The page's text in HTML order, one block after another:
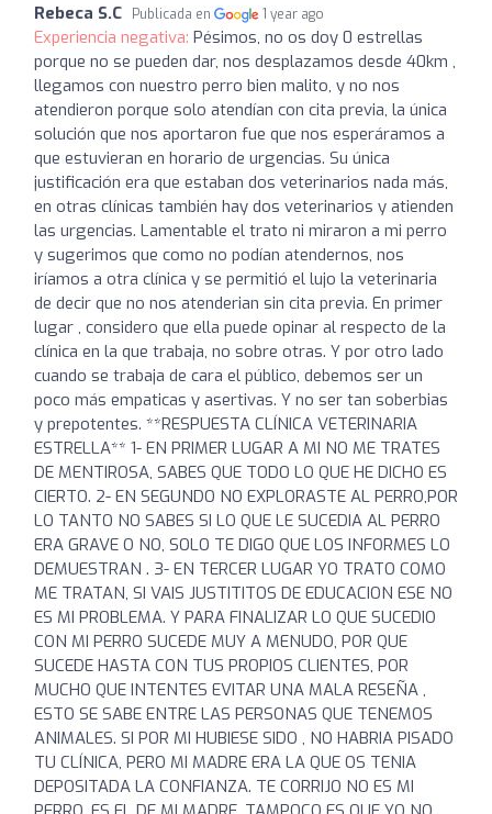
Rebeca S.C Publicada en 1 year ago
Experiencia negativa: Pésimos, no os doy 0 estrellas
porque no se pueden dar, nos desplazamos desde 40km ,
llegamos con nuestro perro bien malito, y no nos
atendieron porque solo atendían con cita previa, la única
solución que nos aportaron fue que nos esperáramos a
que estuvieran en horario de urgencias. Su única
justificación era que estaban dos veterinarios nada más,
en otras clínicas también hay dos veterinarios y atienden
las urgencias. Lamentable el trato ni miraron a mi perro
y sugerimos que como no podían atendernos, nos
iríamos a otra clínica y se permitió el lujo la veterinaria
de decir que no nos atenderian sin cita previa. En primer
lugar , considero que ella puede opinar al respecto de la
clínica en la que trabaja, no sobre otras. Y por otro lado
cuando se trabaja de cara el público, debemos ser un
poco más empaticas y asertivas. Y no ser tan soberbias
y prepotentes. **RESPUESTA CLÍNICA VETERINARIA
ESTRELLA** 1- EN PRIMER LUGAR A MI NO ME TRATES
DE MENTIROSA, SABES QUE TODO LO QUE HE DICHO ES
CIERTO. 2- EN SEGUNDO NO EXPLORASTE AL PERRO,POR
LO TANTO NO SABES SI LO QUE LE SUCEDIA AL PERRO
ERA GRAVE O NO, SOLO TE DIGO QUE LOS INFORMES LO
DEMUESTRAN . 3- EN TERCER LUGAR YO TRATO COMO
ME TRATAN, SI VAIS JUSTITITOS DE EDUCACION ESE NO
ES MI PROBLEMA. Y PARA FINALIZAR LO QUE SUCEDIO
CON MI PERRO SUCEDE MUY A MENUDO, POR QUE
SUCEDE HASTA CON TUS PROPIOS CLIENTES, POR
MUCHO QUE INTENTES EVITAR UNA MALA RESEÑA ,
ESTO SE SABE ENTRE LAS PERSONAS QUE TENEMOS
ANIMALES. SI POR MI HUBIESE SIDO , NO HABRIA PISADO
TU CLÍNICA, PERO MI MADRE ERA LA QUE OS TENIA
DEPOSITADA LA CONFIANZA. TE CORRIJO NO ES MI